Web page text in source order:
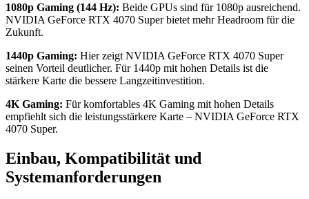
1080p Gaming (144 Hz): Beide GPUs sind für 1080p ausreichend.
NVIDIA GeForce RTX 4070 Super bietet mehr Headroom für die
Zukunft.
1440p Gaming: Hier zeigt NVIDIA GeForce RTX 4070 Super
seinen Vorteil deutlicher. Für 1440p mit hohen Details ist die
stärkere Karte die bessere Langzeitinvestition.
4K Gaming: Für komfortables 4K Gaming mit hohen Details
empfiehlt sich die leistungsstärkere Karte – NVIDIA GeForce RTX
4070 Super.
Einbau, Kompatibilität und
Systemanforderungen